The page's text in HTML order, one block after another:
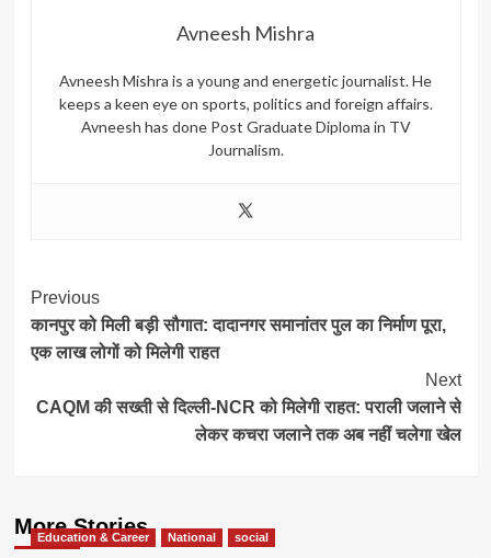
Avneesh Mishra
Avneesh Mishra is a young and energetic journalist. He
keeps a keen eye on sports, politics and foreign affairs.
Avneesh has done Post Graduate Diploma in TV
Journalism.
Post
Navigation
Previous
कानपुर को मिली बड़ी सौगात: दादानगर समानांतर पुल का निर्माण पूरा,
एक लाख लोगों को मिलेगी राहत
Next
CAQM की सख्ती से दिल्ली-NCR को मिलेगी राहत: पराली जलाने से
लेकर कचरा जलाने तक अब नहीं चलेगा खेल
More Stories
Education & Career National social